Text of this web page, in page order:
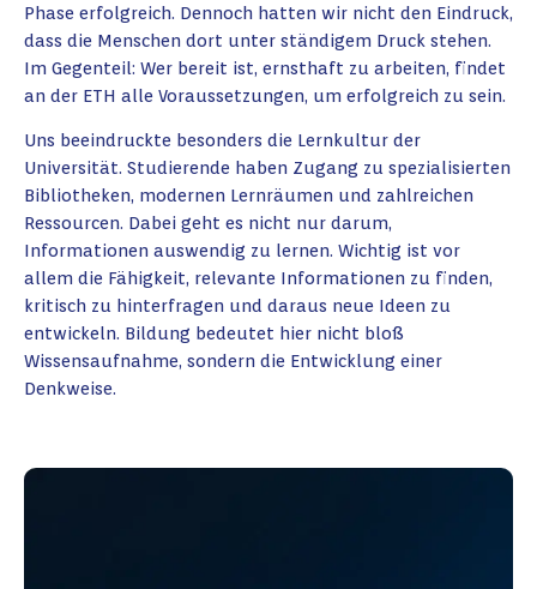
Phase erfolgreich. Dennoch hatten wir nicht den Eindruck,
dass die Menschen dort unter ständigem Druck stehen.
Im Gegenteil: Wer bereit ist, ernsthaft zu arbeiten, findet
an der ETH alle Voraussetzungen, um erfolgreich zu sein.
Uns beeindruckte besonders die Lernkultur der
Universität. Studierende haben Zugang zu spezialisierten
Bibliotheken, modernen Lernräumen und zahlreichen
Ressourcen. Dabei geht es nicht nur darum,
Informationen auswendig zu lernen. Wichtig ist vor
allem die Fähigkeit, relevante Informationen zu finden,
kritisch zu hinterfragen und daraus neue Ideen zu
entwickeln. Bildung bedeutet hier nicht bloß
Wissensaufnahme, sondern die Entwicklung einer
Denkweise.